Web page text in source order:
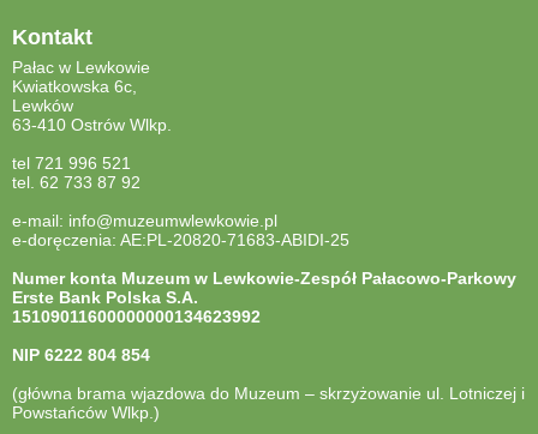
Kontakt
Pałac w Lewkowie
Kwiatkowska 6c,
Lewków
63-410 Ostrów Wlkp.
tel 721 996 521
tel. 62 733 87 92
e-mail: info@muzeumwlewkowie.pl
e-doręczenia: AE:PL-20820-71683-ABIDI-25
Numer konta Muzeum w Lewkowie-Zespół Pałacowo-Parkowy
Erste Bank Polska S.A.
15109011600000000134623992
NIP 6222 804 854
(główna brama wjazdowa do Muzeum – skrzyżowanie ul. Lotniczej i
Powstańców Wlkp.)